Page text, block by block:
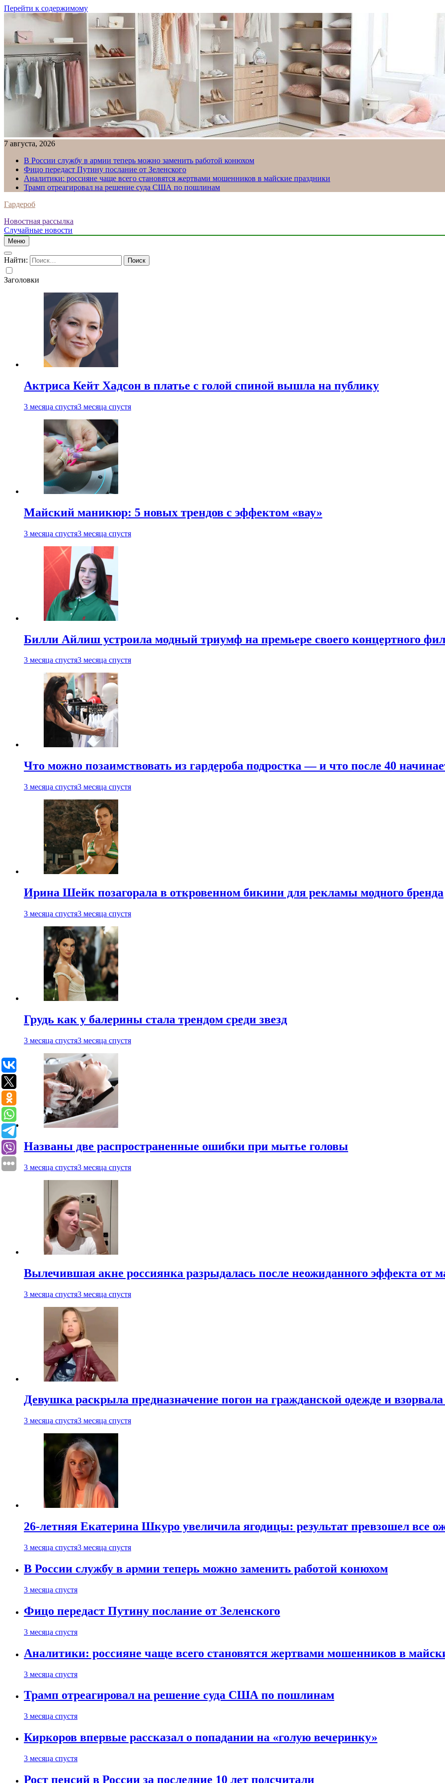
Перейти к содержимому
7 августа, 2026
В России службу в армии теперь можно заменить работой конюхом
Фицо передаст Путину послание от Зеленского
Аналитики: россияне чаще всего становятся жертвами мошенников в майские праздники
Трамп отреагировал на решение суда США по пошлинам
Гардероб
Новостная рассылка
Случайные новости
Меню
Найти:
Заголовки
Актриса Кейт Хадсон в платье с голой спиной вышла на публику
3 месяца спустя3 месяца спустя
Майский маникюр: 5 новых трендов с эффектом «вау»
3 месяца спустя3 месяца спустя
Билли Айлиш устроила модный триумф на премьере своего концертного
3 месяца спустя3 месяца спустя
Что можно позаимствовать из гардероба подростка — и что после 40
3 месяца спустя3 месяца спустя
Ирина Шейк позагорала в откровенном бикини для рекламы модного бренда
3 месяца спустя3 месяца спустя
Грудь как у балерины стала трендом среди звезд
3 месяца спустя3 месяца спустя
Названы две распространенные ошибки при мытье головы
3 месяца спустя3 месяца спустя
Вылечившая акне россиянка разрыдалась после неожиданного эффекта от
3 месяца спустя3 месяца спустя
Девушка раскрыла предназначение погон на гражданской одежде и взорвала
3 месяца спустя3 месяца спустя
26-летняя Екатерина Шкуро увеличила ягодицы: результат превзошел все
3 месяца спустя3 месяца спустя
В России службу в армии теперь можно заменить работой конюхом
3 месяца спустя
Фицо передаст Путину послание от Зеленского
3 месяца спустя
Аналитики: россияне чаще всего становятся жертвами мошенников в
3 месяца спустя
Трамп отреагировал на решение суда США по пошлинам
3 месяца спустя
Киркоров впервые рассказал о попадании на «голую вечеринку»
3 месяца спустя
Рост пенсий в России за последние 10 лет подсчитали